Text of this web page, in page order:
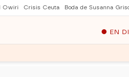
Owiri Crisis Ceuta Boda de Susanna
EN